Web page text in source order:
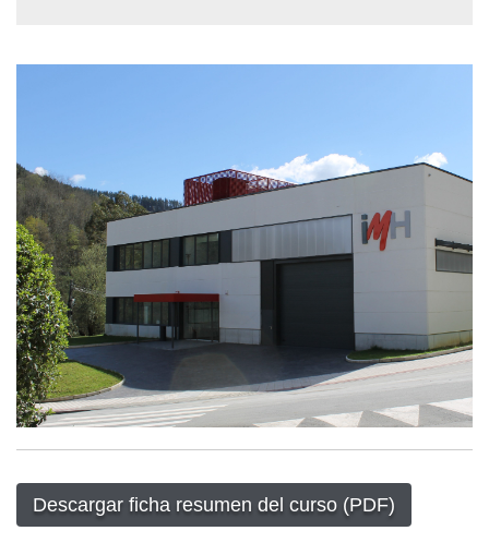
Descargar ficha resumen del curso (PDF)